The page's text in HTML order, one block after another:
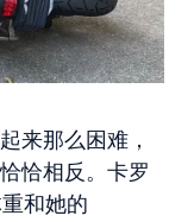
来那么困难，
恰相反。卡罗
和她的